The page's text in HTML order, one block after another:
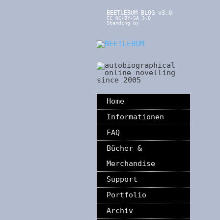
BEETLEBUM BLOG v3.0
CC NC-BY-SA 3.0
Standing by
Home
Informationen
FAQ
Bücher &
Merchandise
Support
Portfolio
Archiv